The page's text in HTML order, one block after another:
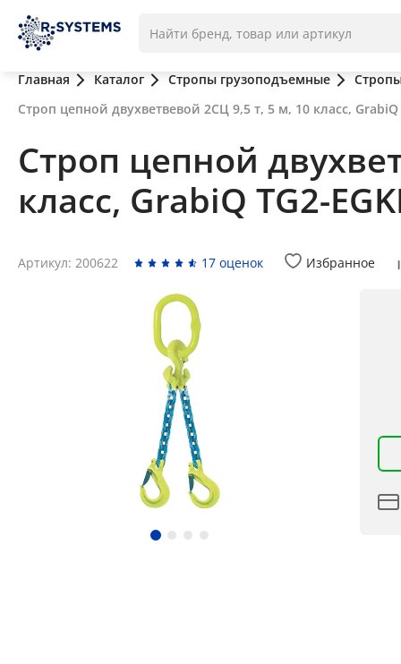
Главная Каталог Стропы грузоподъемные
Строп цепной двухветвевой 2СЦ 9,5 т, 5 м, 10 класс, GrabiQ
Строп цепной
класс, GrabiQ TG2-
Артикул: 200622 17 оценок Избранное